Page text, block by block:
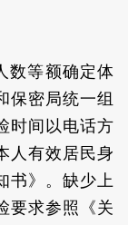
数等额确定体
保密局统一组
时间以电话方
人有效居民身
书》。缺少上
要求参照《关